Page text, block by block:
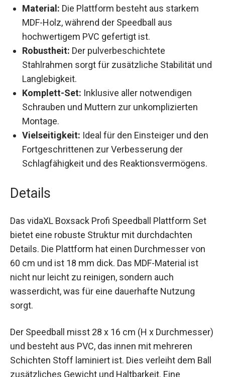
MDF-Holz, während der Speedball aus
hochwertigem PVC gefertigt ist.
Robustheit:Der pulverbeschichtete
Stahlrahmen sorgt für zusätzliche Stabilität
und Langlebigkeit.
Komplett-Set:
Schrauben und Muttern zur unkomplizierten
Montage.
Vielseitigkeit:
den Fortgeschrittenen zur Verbesserung der
Schlagfähigkeit und des Reaktionsvermögens.
Details
bietet eine robuste Struktur mit durchdachten
Details. Die Plattform hat einen Durchmesser von
60 cm und ist 18 mm dick. Das MDF-Material ist
nicht nur leicht zu reinigen, sondern auch
wasserdicht, was für eine dauerhafte Nutzung
sorgt.
Durchmesser) und besteht aus PVC, das innen
mit mehreren Schichten Stoff laminiert ist. Dies
verleiht dem Ball zusätzliches Gewicht und